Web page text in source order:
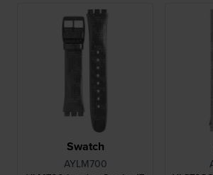
Swatch
AYLM700